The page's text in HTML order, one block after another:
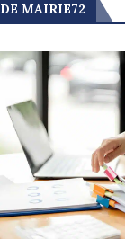
MAIRIE72